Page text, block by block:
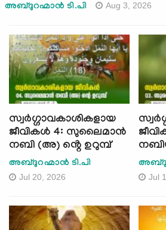
അബ്ദുറഹ്മാന്‍ ടി.പി Aug 3, 2026
സ്വര്‍ഗ്ഗാവകാശികളായ
ജീവികള്‍ 4: സുലൈമാൻ
നബി (അ) ൻ്റെ ഉറുമ്പ്
അബ്ദുറഹ്മാന്‍ ടി.പി
Jul 20, 2026 Jul